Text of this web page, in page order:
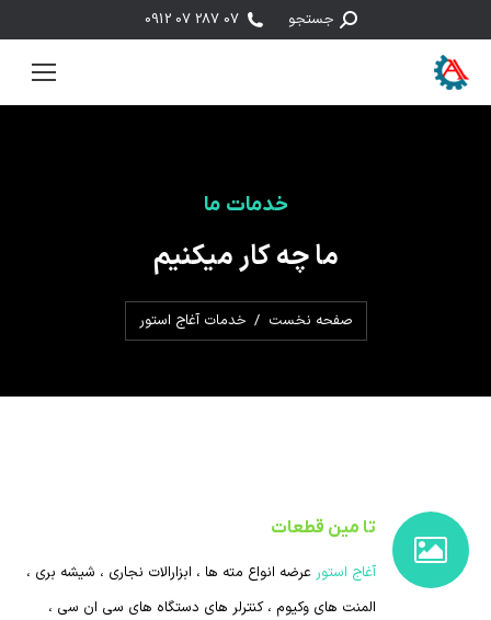
جستجو:جستجو 07 287 07 0912
خدمات ما
ما چه کار میکنیم
مکان شما:صفحه نخست خدمات آغاج استور
تا مین قطعات
آغاج استور عرضه انواع مته ها ، ابزارالات نجاری ، شیشه بری ،
المنت های وکیوم ، کنترلر های دستگاه های سی ان سی ،